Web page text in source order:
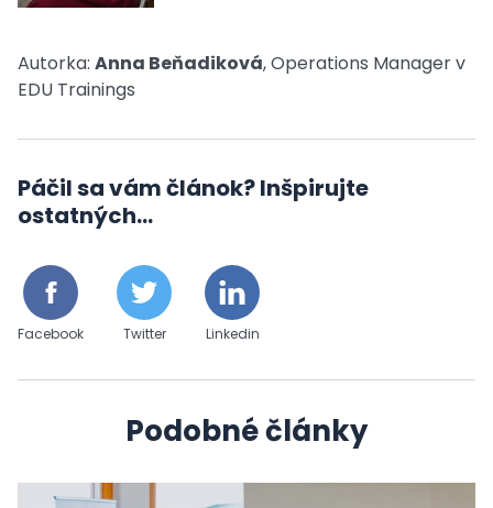
Autorka: Anna Beňadiková, Operations Manager v
EDU Trainings
Páčil sa vám článok? Inšpirujte
ostatných...
Facebook Twitter Linkedin
Podobné články